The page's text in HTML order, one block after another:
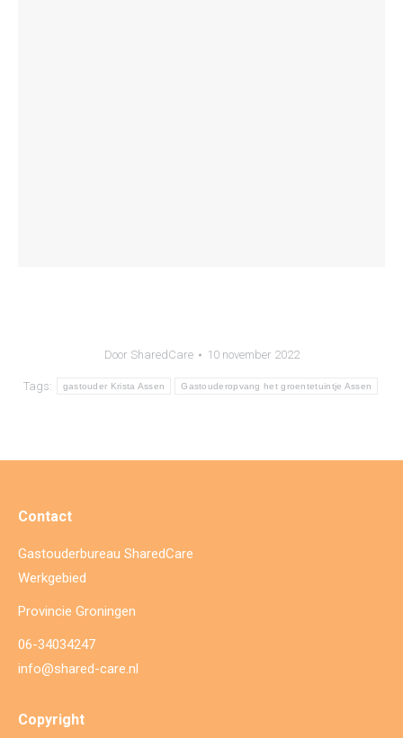
Door SharedCare 10 november 2022
Tags: gastouder Krista Assen Gastouderopvang het groentetuintje Assen
Contact
Gastouderbureau SharedCare
Werkgebied
Provincie Groningen
06-34034247
info@shared-care.nl
Copyright